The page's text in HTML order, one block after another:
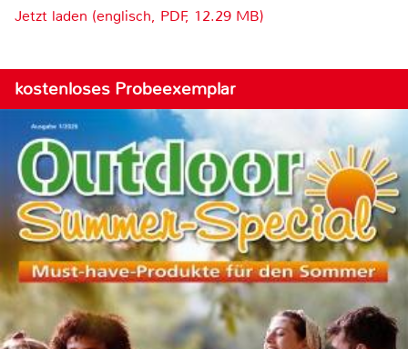
Jetzt laden (englisch, PDF, 12.29 MB)
kostenloses Probeexemplar